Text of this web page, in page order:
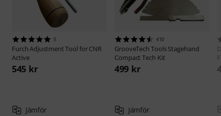
5
FurchAdjustment Tool for CNR
Active
545 kr
Jämför
410
GrooveTech ToolsStagehand
Compact Tech Kit
499 kr
Jämför